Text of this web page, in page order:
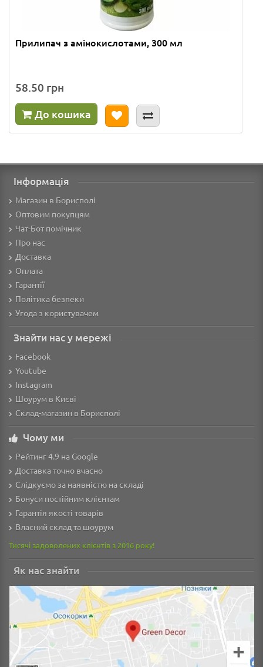
Прилипач з амінокислотами, 300 мл
58.50 грн
До кошика
Інформація
Магазин в Борисполі
Оптовим покупцям
Чат-Бот помічник
Про нас
Доставка
Оплата
Гарантії
Політика безпеки
Угода з користувачем
Знайти нас у мережі
Facebook
Youtube
Instagram
Шоурум в Києві
Склад-магазин в Борисполі
Чому ми
Рейтинг 4.9 на Google
Доставка точно вчасно
Слідкуємо за наявністю на складі
Бонуси постійним клієнтам
Гарантія якості товарів
Власний склад та шоурум
Тисячі задоволених клієнтів з 2016 року!
Як нас знайти